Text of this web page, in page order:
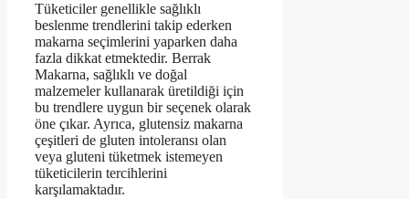
Tüketiciler genellikle sağlıklı
beslenme trendlerini takip ederken
makarna seçimlerini yaparken daha
fazla dikkat etmektedir. Berrak
Makarna, sağlıklı ve doğal
malzemeler kullanarak üretildiği için
bu trendlere uygun bir seçenek olarak
öne çıkar. Ayrıca, glutensiz makarna
çeşitleri de gluten intoleransı olan
veya gluteni tüketmek istemeyen
tüketicilerin tercihlerini
karşılamaktadır.